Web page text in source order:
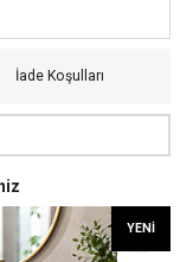
İade Koşulları
YENI